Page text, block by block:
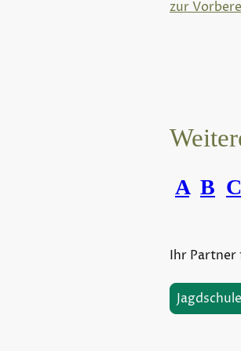
zur
A B C
Ihr Partner